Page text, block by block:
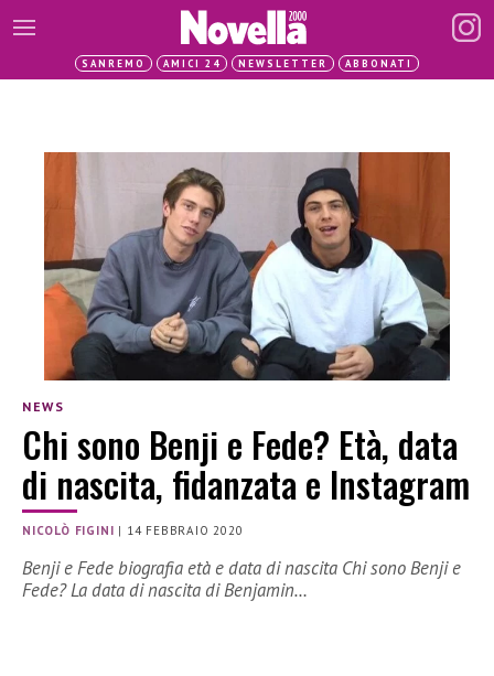
SANREMO AMICI 24 NEWSLETTER ABBONATI
NEWS
Chi sono Benji e Fede? Età, data
di nascita, fidanzata e Instagram
NICOLÒ FIGINI | 14 FEBBRAIO 2020
Benji e Fede biografia età e data di nascita Chi sono Benji e
Fede? La data di nascita di Benjamin…